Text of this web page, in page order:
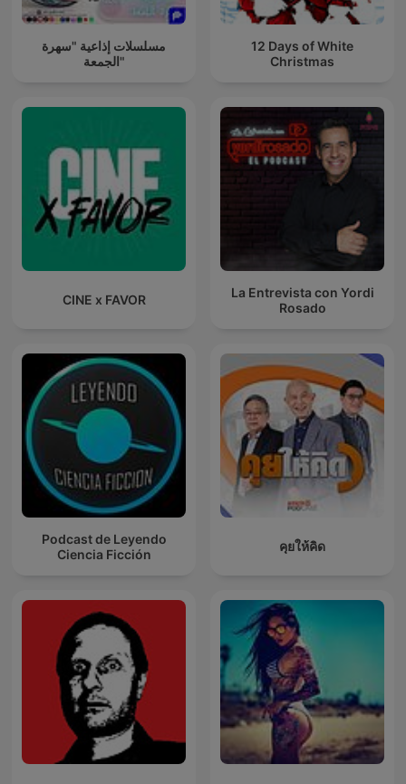
مسلسلات إذاعية "سهرة
الجمعة"
12 Days of White
Christmas
CINE x FAVOR
La Entrevista con Yordi
Rosado
Podcast de Leyendo
Ciencia Ficción
คุยให้คิด